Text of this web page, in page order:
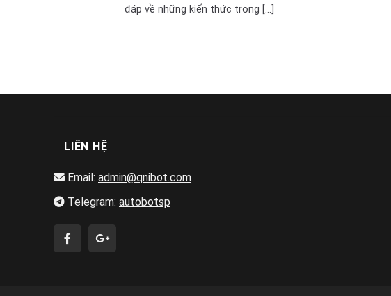
đáp về những kiến thức trong [...]
LIÊN HỆ
Email: admin@qnibot.com
Telegram: autobotsp